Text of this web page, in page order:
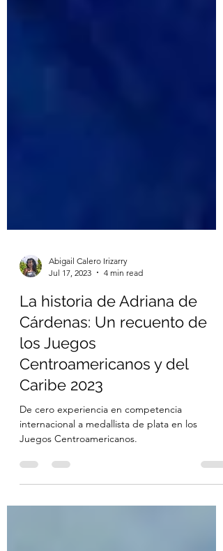
Abigail Calero Irizarry
Jul 17, 2023
4 min read
La historia de Adriana de
Cárdenas: Un recuento de
los Juegos
Centroamericanos y del
Caribe 2023
De cero experiencia en competencia
internacional a medallista de plata en los